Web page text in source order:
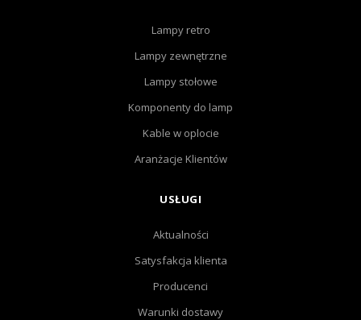
Lampy retro
Lampy zewnętrzne
Lampy stołowe
Komponenty do lamp
Kable w oplocie
Aranżacje Klientów
USŁUGI
Aktualności
Satysfakcja klienta
Producenci
Warunki dostawy